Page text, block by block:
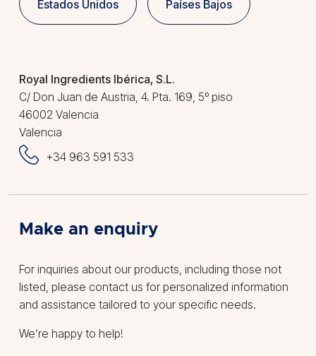
Estados Unidos Países Bajos
Royal Ingredients Ibérica, S.L.
C/ Don Juan de Austria, 4. Pta. 169, 5º piso
46002 Valencia
Valencia
+34 963 591 533
Make an enquiry
For inquiries about our products, including those not
listed, please contact us for personalized information
and assistance tailored to your specific needs.
We’re happy to help!